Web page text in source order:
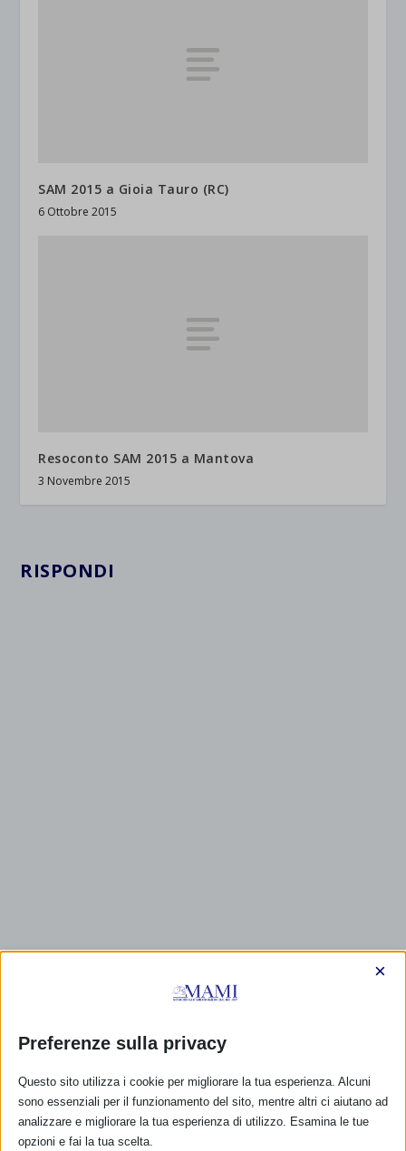
SAM 2015 a Gioia Tauro (RC)
6 Ottobre 2015
Resoconto SAM 2015 a Mantova
3 Novembre 2015
RISPONDI
TUTTI GLI EVENTI
Preferenze sulla privacy
×
Questo sito utilizza i cookie per migliorare la tua esperienza. Alcuni
sono essenziali per il funzionamento del sito, mentre altri ci aiutano ad
analizzare e migliorare la tua esperienza di utilizzo. Esamina le tue
opzioni e fai la tua scelta.